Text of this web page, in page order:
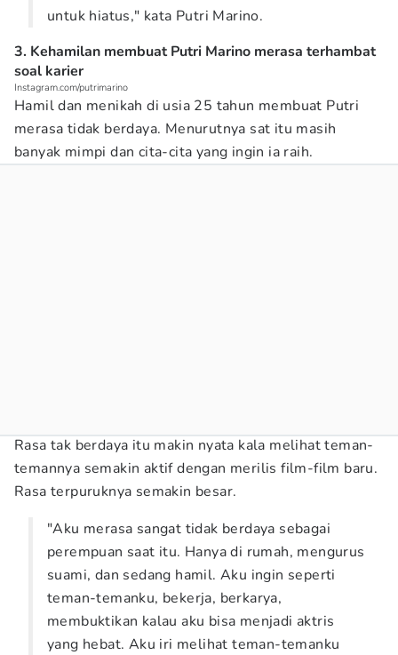
untuk hiatus," kata Putri Marino.
3. Kehamilan membuat Putri Marino merasa terhambat
soal karier
Instagram.com/putrimarino
Hamil dan menikah di usia 25 tahun membuat Putri
merasa tidak berdaya. Menurutnya sat itu masih
banyak mimpi dan cita-cita yang ingin ia raih.
Rasa tak berdaya itu makin nyata kala melihat teman-
temannya semakin aktif dengan merilis film-film baru.
Rasa terpuruknya semakin besar.
"Aku merasa sangat tidak berdaya sebagai
perempuan saat itu. Hanya di rumah, mengurus
suami, dan sedang hamil. Aku ingin seperti
teman-temanku, bekerja, berkarya,
membuktikan kalau aku bisa menjadi aktris
yang hebat. Aku iri melihat teman-temanku